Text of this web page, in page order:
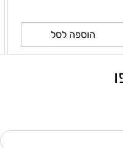
הוספה לסל